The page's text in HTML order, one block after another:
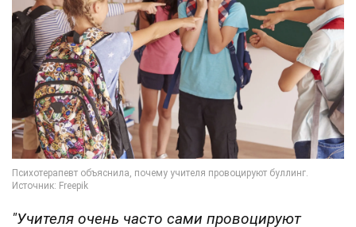
"Учителя очень часто сами провоцируют